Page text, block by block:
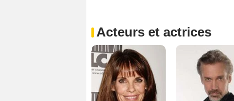
Acteurs et actrices